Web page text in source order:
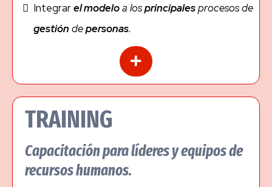
Integrarel modeloa losprincipalesprocesos de
gestión depersonas.
TRAINING
Capacitación para líderes y equipos de
recursos humanos.